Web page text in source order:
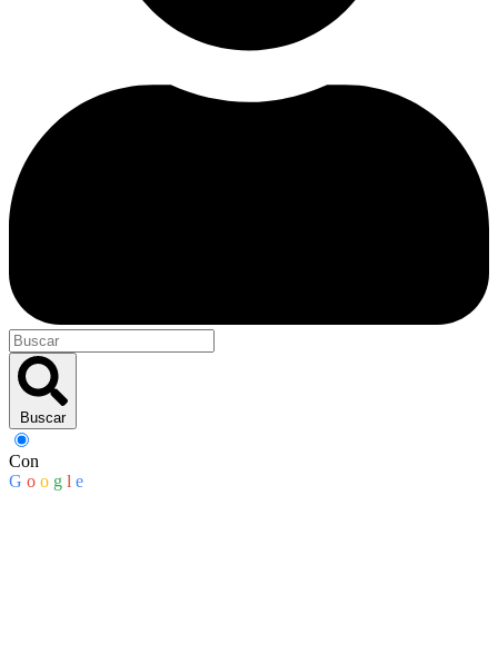
Buscar
Con
G o o g l e